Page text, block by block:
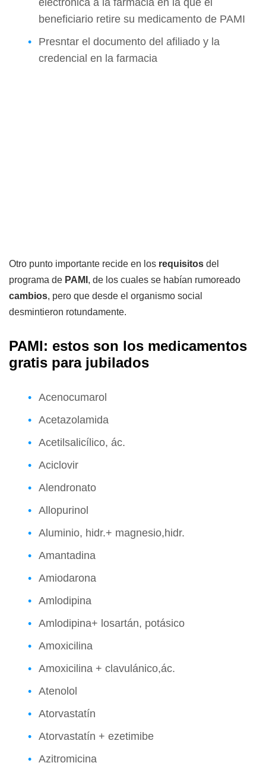
electrónica a la farmacia en la que el
beneficiario retire su medicamento de PAMI
Presntar el documento del afiliado y la
credencial en la farmacia
Otro punto importante recide en los requisitos del
programa de PAMI , de los cuales se habían rumoreado
cambios, pero que desde el organismo social
desmintieron rotundamente.
PAMI: estos son los medicamentos
gratis para jubilados
Acenocumarol
Acetazolamida
Acetilsalicílico, ác.
Aciclovir
Alendronato
Allopurinol
Aluminio, hidr.+ magnesio,hidr.
Amantadina
Amiodarona
Amlodipina
Amlodipina+ losartán, potásico
Amoxicilina
Amoxicilina + clavulánico,ác.
Atenolol
Atorvastatín
Atorvastatín + ezetimibe
Azitromicina